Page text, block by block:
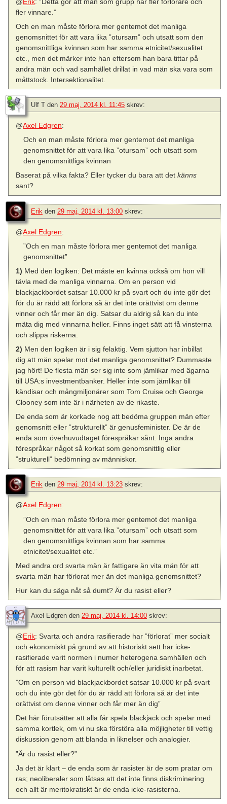
fler vinnare.”
Och en man måste förlora mer gentemot det manliga
genomsnittet för att vara lika ”otursam” och utsatt som den
genomsnittliga kvinnan som har samma etnicitet/sexualitet
etc., men det märker inte han eftersom han bara tittar på
andra män och vad samhället drillat in vad män ska vara som
måttstock. Intersektionalitet.
Ulf T den 29 maj, 2014 kl. 11:45 skrev:
@Axel Edgren:
Och en man måste förlora mer gentemot det manliga
genomsnittet för att vara lika ”otursam” och utsatt som
den genomsnittliga kvinnan
Baserat på vilka fakta? Eller tycker du bara att detkänns
sant?
Erik den 29 maj, 2014 kl. 13:00 skrev:
@Axel Edgren:
”Och en man måste förlora mer gentemot det manliga
genomsnittet”
1) Med den logiken: Det måste en kvinna också om hon vill
tävla med de manliga vinnarna. Om en person vid
blackjackbordet satsar 10.000 kr på svart och du inte gör det
för du är rädd att förlora så är det inte orättvist om denne
vinner och får mer än dig. Satsar du aldrig så kan du inte
mäta dig med vinnarna heller. Finns inget sätt att få vinsterna
och slippa riskerna.
2) Men den logiken är i sig felaktig. Vem sjutton har inbillat
dig att män spelar mot det manliga genomsnittet? Dummaste
jag hört! De flesta män ser sig inte som jämlikar med ägarna
till USA:s investmentbanker. Heller inte som jämlikar till
kändisar och mångmiljonärer som Tom Cruise och George
Clooney som inte är i närheten av de rikaste.
De enda som är korkade nog att bedöma gruppen män efter
genomsnitt eller ”strukturellt” är genusfeminister. De är de
enda som överhuvudtaget förespråkar sånt. Inga andra
förespråkar något så korkat som genomsnittlig eller
”strukturell” bedömning av människor.
Erik den 29 maj, 2014 kl. 13:23 skrev:
@Axel Edgren:
”Och en man måste förlora mer gentemot det manliga
genomsnittet för att vara lika ”otursam” och utsatt som
den genomsnittliga kvinnan som har samma
etnicitet/sexualitet etc.”
Med andra ord svarta män är fattigare än vita män för att
svarta män har förlorat mer än det manliga genomsnittet?
Hur kan du säga nåt så dumt? Är du rasist eller?
Axel Edgren den 29 maj, 2014 kl. 14:00 skrev:
@Erik: Svarta och andra rasifierade har ”förlorat” mer socialt
och ekonomiskt på grund av att historiskt sett har icke-
rasifierade varit normen i numer heterogena samhällen och
för att rasism har varit kulturellt och/eller juridiskt inarbetat.
”Om en person vid blackjackbordet satsar 10.000 kr på svart
och du inte gör det för du är rädd att förlora så är det inte
orättvist om denne vinner och får mer än dig”
Det här förutsätter att alla får spela blackjack och spelar med
samma kortlek, om vi nu ska förstöra alla möjligheter till vettig
diskussion genom att blanda in liknelser och analogier.
”Är du rasist eller?”
Ja det är klart – de enda som är rasister är de som pratar om
ras; neoliberaler som låtsas att det inte finns diskriminering
och allt är meritokratiskt är de enda icke-rasisterna.